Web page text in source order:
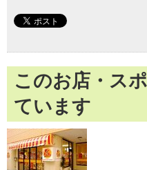
このお店・ス
ています